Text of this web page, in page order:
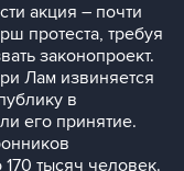
акция – почти
протеста, требуя
законопроект.
Лам извиняется
в
его принятие.
тысяч человек.